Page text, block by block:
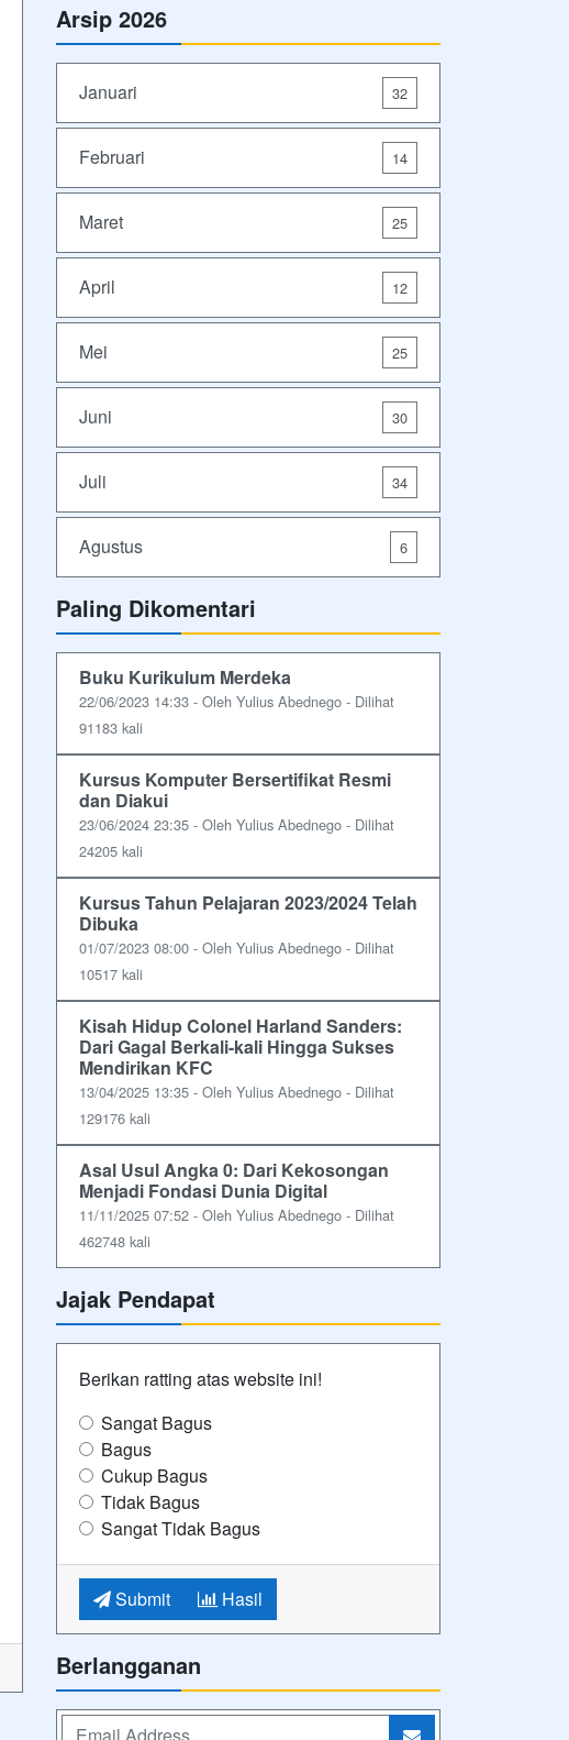
Arsip 2026
Januari 32
Februari 14
Maret 25
April 12
Mei 25
Juni 30
Juli 34
Agustus 6
Paling Dikomentari
Buku Kurikulum Merdeka
22/06/2023 14:33 - Oleh Yulius Abednego - Dilihat
91183 kali
Kursus Komputer Bersertifikat Resmi
dan Diakui
23/06/2024 23:35 - Oleh Yulius Abednego - Dilihat
24205 kali
Kursus Tahun Pelajaran 2023/2024 Telah
Dibuka
01/07/2023 08:00 - Oleh Yulius Abednego - Dilihat
10517 kali
Kisah Hidup Colonel Harland Sanders:
Dari Gagal Berkali-kali Hingga Sukses
Mendirikan KFC
13/04/2025 13:35 - Oleh Yulius Abednego - Dilihat
129176 kali
Asal Usul Angka 0: Dari Kekosongan
Menjadi Fondasi Dunia Digital
11/11/2025 07:52 - Oleh Yulius Abednego - Dilihat
462748 kali
Jajak Pendapat
Berikan ratting atas website ini!
Sangat Bagus
Bagus
Cukup Bagus
Tidak Bagus
Sangat Tidak Bagus
Submit Hasil
Berlangganan